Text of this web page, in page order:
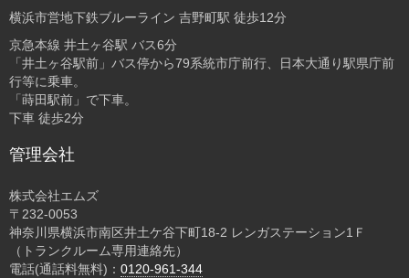
横浜市営地下鉄ブルーライン 吉野町駅 徒歩12分
京急本線 井土ヶ谷駅 バス6分
「井土ヶ谷駅前」バス停から79系統市庁前行、日本大通り駅県庁前
行等に乗車。
「蒔田駅前」で下車。
下車 徒歩2分
管理会社
株式会社エムズ
〒232-0053
神奈川県横浜市南区井土ケ谷下町18-2 レンガステーション1Ｆ
（トランクルーム専用連絡先）
電話(通話料無料)： 0120-961-344